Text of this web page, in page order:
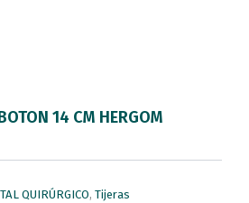
14 CM HERGOM
QUIRÚRGICO, Tijeras